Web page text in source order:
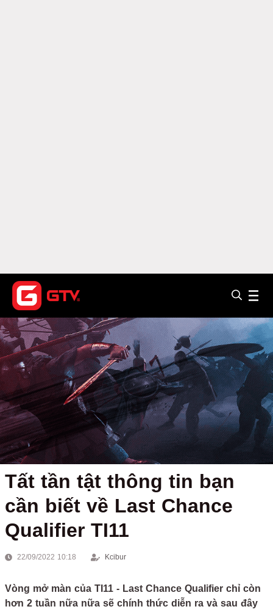
Tất tần tật thông tin bạn
cần biết về Last Chance
Qualifier TI11
22/09/2022 10:18 Kcibur
Vòng mở màn của TI11 - Last Chance Qualifier chỉ còn
hơn 2 tuần nữa nữa sẽ chính thức diễn ra và sau đây